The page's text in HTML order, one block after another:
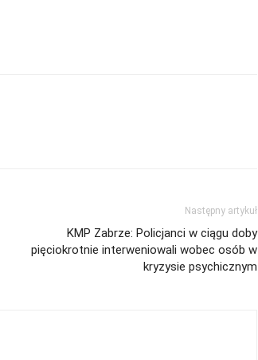
Następny artykuł
KMP Zabrze: Policjanci w ciągu doby
pięciokrotnie interweniowali wobec osób w
kryzysie psychicznym